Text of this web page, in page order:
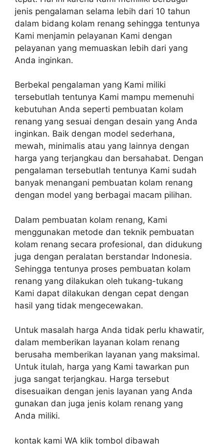
jenis pengalaman selama lebih dari 10 tahun
dalam bidang kolam renang sehingga tentunya
Kami menjamin pelayanan Kami dengan
pelayanan yang memuaskan lebih dari yang
Anda inginkan.
Berbekal pengalaman yang Kami miliki
tersebutlah tentunya Kami mampu memenuhi
kebutuhan Anda seperti pembuatan kolam
renang yang sesuai dengan desain yang Anda
inginkan. Baik dengan model sederhana,
mewah, minimalis atau yang lainnya dengan
harga yang terjangkau dan bersahabat. Dengan
pengalaman tersebutlah tentunya Kami sudah
banyak menangani pembuatan kolam renang
dengan model yang berbagai macam pilihan.
Dalam pembuatan kolam renang, Kami
menggunakan metode dan teknik pembuatan
kolam renang secara profesional, dan didukung
juga dengan peralatan berstandar Indonesia.
Sehingga tentunya proses pembuatan kolam
renang yang dilakukan oleh tukang-tukang
Kami dapat dilakukan dengan cepat dengan
hasil yang tidak mengecewakan.
Untuk masalah harga Anda tidak perlu khawatir,
dalam memberikan layanan kolam renang
berusaha memberikan layanan yang maksimal.
Untuk itulah, harga yang Kami tawarkan pun
juga sangat terjangkau. Harga tersebut
disesuaikan dengan jenis layanan yang Anda
gunakan dan juga jenis kolam renang yang
Anda miliki.
kontak kami WA klik tombol dibawah